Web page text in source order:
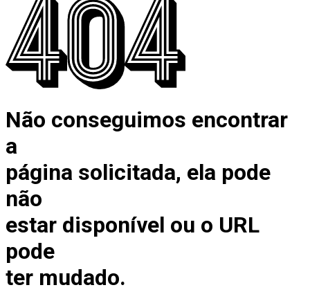
Não conseguimos encontrar
a
página solicitada, ela pode
não
estar disponível ou o URL
pode
ter mudado.